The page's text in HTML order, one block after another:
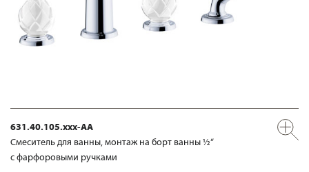
631.40.105.xxx-AA
Смеситель для ванны, монтаж на борт ванны ½“
с фарфоровыми ручками